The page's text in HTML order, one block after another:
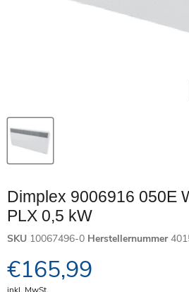
Dimplex 9006916 050E
PLX 0,5 kW
SKU 10067496-0 Herstellernummer
Aktueller Preis
€165,99
inkl. MwSt.